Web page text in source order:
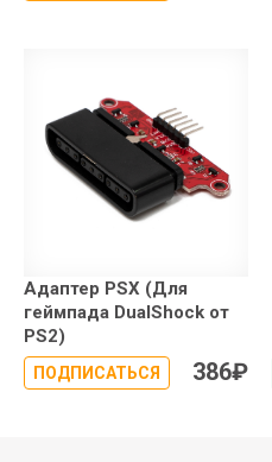
Адаптер PSX (Для
геймпада DualShock от
PS2)
ПОДПИСАТЬСЯ 386₽